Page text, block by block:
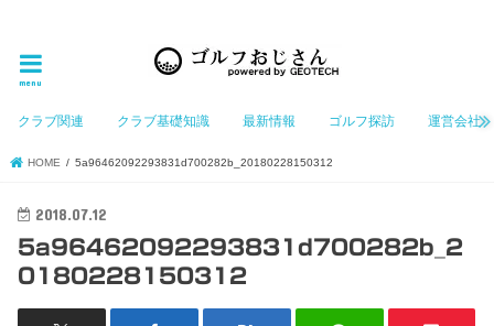
menu
クラブ関連 クラブ基礎知識 最新情報 ゴルフ探訪 運営会社
HOME 5a96462092293831d700282b_20180228150312
2018.07.12
5a96462092293831d700282b_2
0180228150312